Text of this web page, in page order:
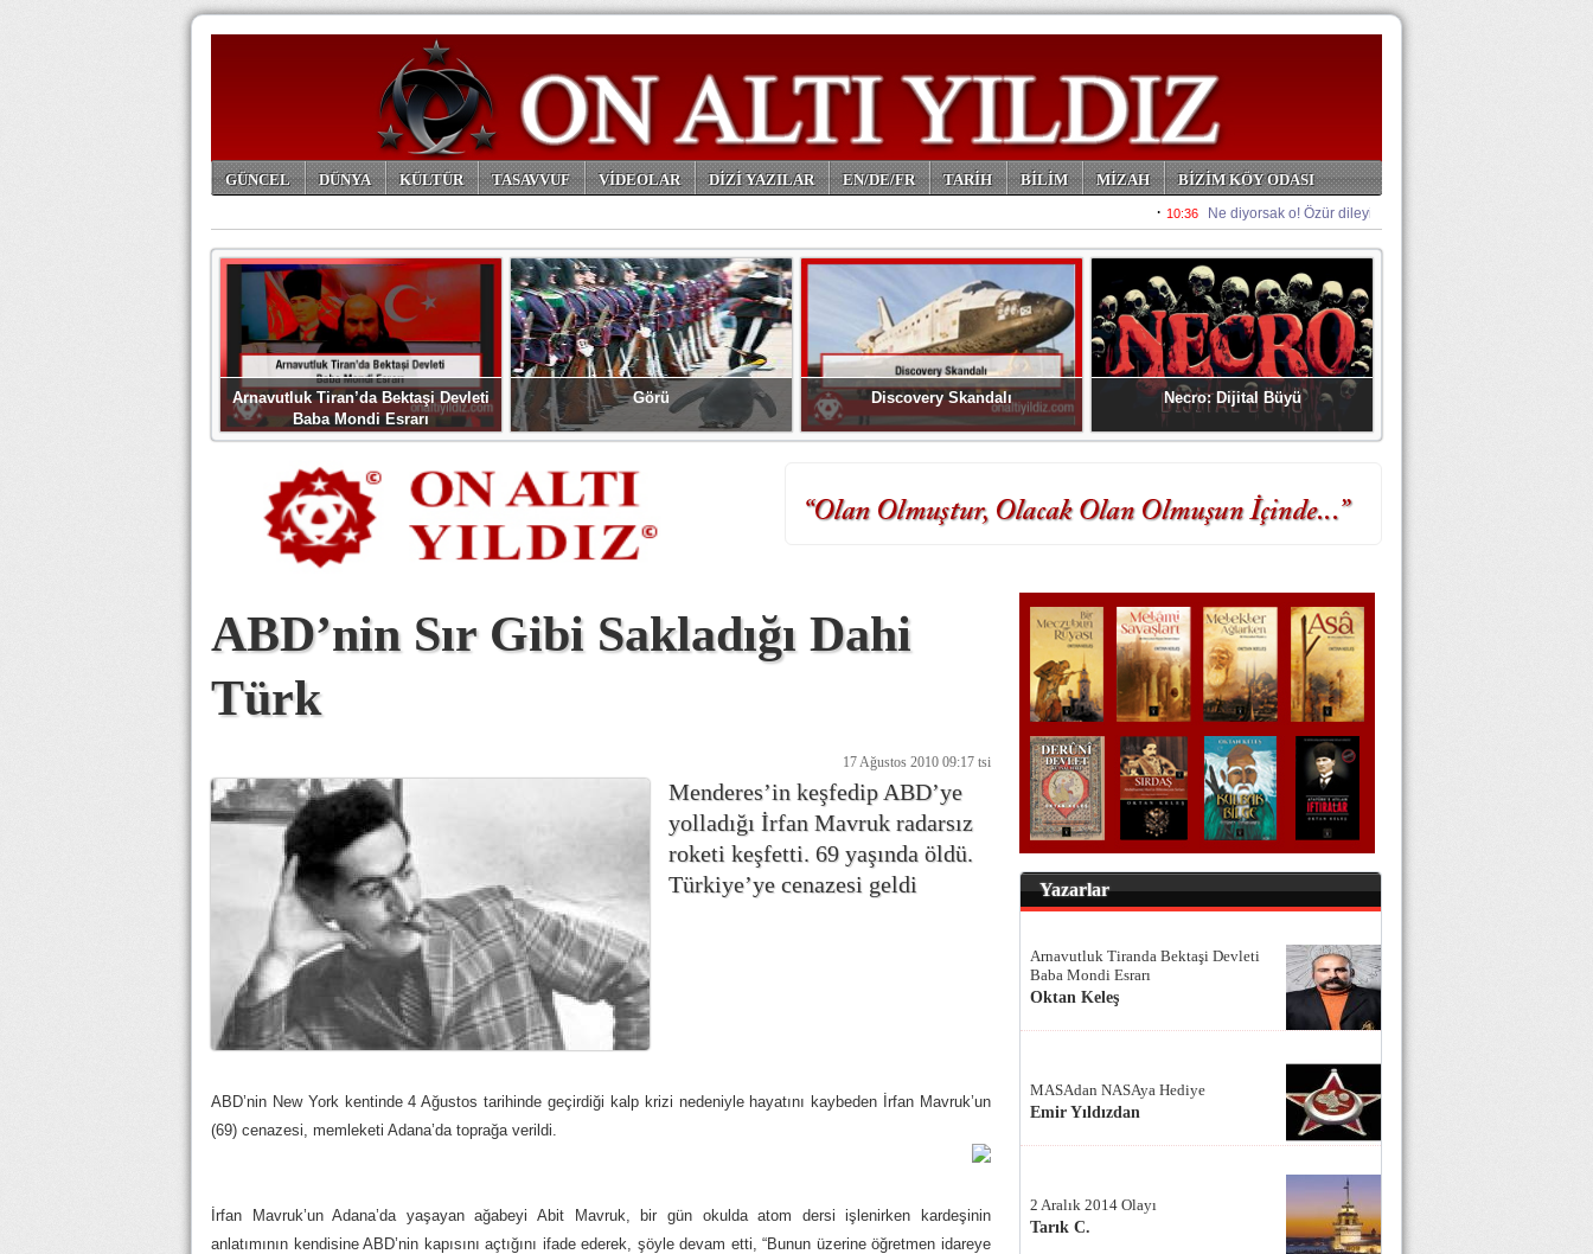
GÜNCEL DÜNYA KÜLTÜR TASAVVUF VİDEOLAR DİZİ YAZILAR EN/DE/FR TARİH BİLİM MİZAH
BİZİM KÖY ODASI
Arnavutluk Tiran’da Bektaşi Devleti
Baba Mondi Esrarı
Görü Discovery Skandalı Necro: Dijital Büyü
ABD’nin Sır Gibi Sakladığı Dahi
Türk
17 Ağustos 2010 09:17 tsi
Menderes’in keşfedip ABD’ye
yolladığı İrfan Mavruk radarsız
roketi keşfetti. 69 yaşında öldü.
Türkiye’ye cenazesi geldi
ABD’nin New York kentinde 4 Ağustos tarihinde geçirdiği kalp krizi nedeniyle hayatını kaybeden İrfan Mavruk’un
(69) cenazesi, memleketi Adana’da toprağa verildi.
İrfan Mavruk’un Adana’da yaşayan ağabeyi Abit Mavruk, bir gün okulda atom dersi işlenirken kardeşinin
anlatımının kendisine ABD’nin kapısını açtığını ifade ederek, şöyle devam etti, “Bunun üzerine öğretmen idareye
Yazarlar
Arnavutluk Tiranda Bektaşi Devleti
Baba Mondi Esrarı
Oktan Keleş
MASAdan NASAya Hediye
Emir Yıldızdan
2 Aralık 2014 Olayı
Tarık C.